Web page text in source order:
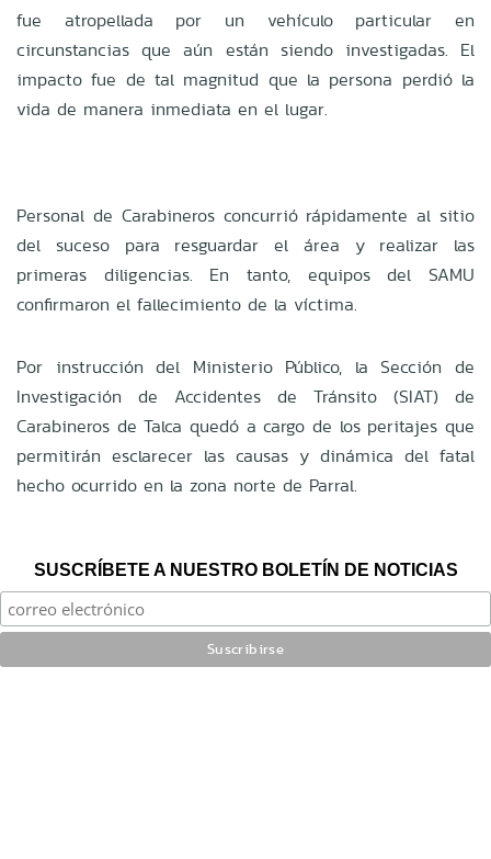
fue atropellada por un vehículo particular en
circunstancias que aún están siendo investigadas. El
impacto fue de tal magnitud que la persona perdió la
vida de manera inmediata en el lugar.
Personal de Carabineros concurrió rápidamente al sitio
del suceso para resguardar el área y realizar las
primeras diligencias. En tanto, equipos del SAMU
confirmaron el fallecimiento de la víctima.
Por instrucción del Ministerio Público, la Sección de
Investigación de Accidentes de Tránsito (SIAT) de
Carabineros de Talca quedó a cargo de los peritajes que
permitirán esclarecer las causas y dinámica del fatal
hecho ocurrido en la zona norte de Parral.
SUSCRÍBETE A NUESTRO BOLETÍN DE NOTICIAS